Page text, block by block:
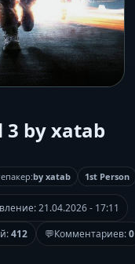
by xatab
by xatab 1st Person
21.04.2026 - 17:11
412 💬Комментариев:0